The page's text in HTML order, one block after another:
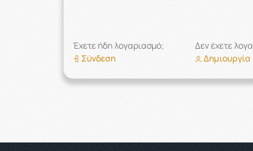
Έχετε ήδη λογαριασμό;
Σύνδεση
Δεν έχετε
Δημιουργία